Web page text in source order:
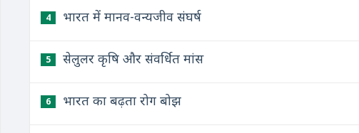
4 भारत में मानव-वन्यजीव संघर्ष
5 सेलुलर कृषि और संवर्धित मांस
6 भारत का बढ़ता रोग बोझ